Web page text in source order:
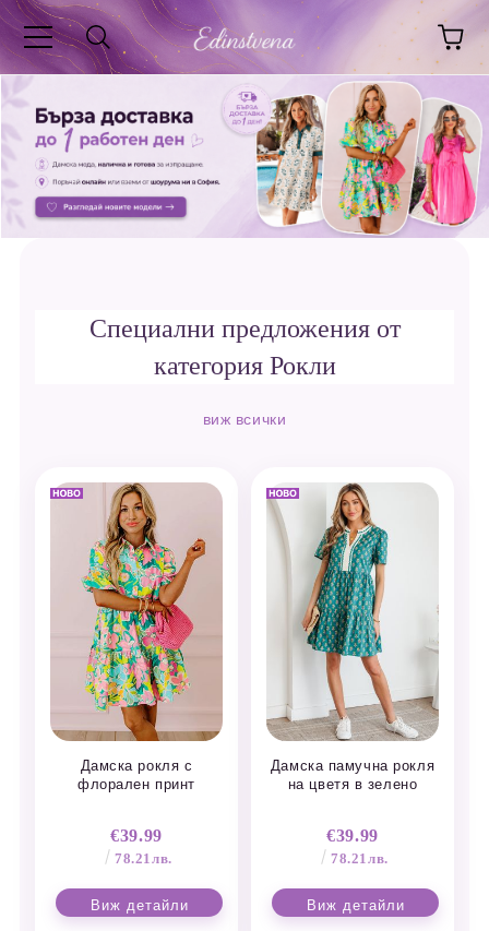
Специални предложения от
категория Рокли
виж всички
Дамска рокля с
флорален принт
€39.99
78.21лв.
Виж детайли
Дамска памучна рокля
на цветя в зелено
€39.99
78.21лв.
Виж детайли